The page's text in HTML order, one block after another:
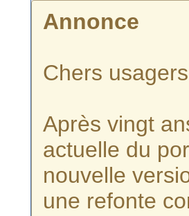
Annonce
Chers
Après vingt
actuelle du
nouvelle
une refonte